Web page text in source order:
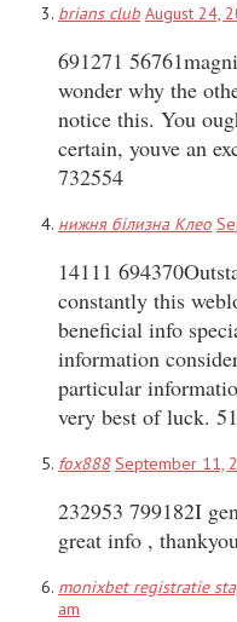
brians club August 24,
691271
wonder why the
notice this. You
certain, youve an
732554
нижня білизна Клео
14111
constantly this
beneficial info
information
particular
very best of luck.
fox888 September 11,
232953 799182I
great info ,
monixbet registratie
am